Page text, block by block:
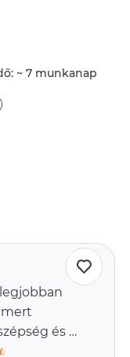
~ 7 munkanap
legjobban
és a